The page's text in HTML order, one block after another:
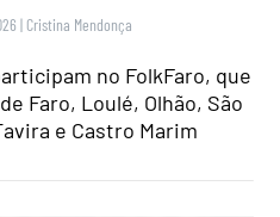
| Cristina Mendonça
no FolkFaro, que
Faro, Loulé, Olhão, São
e Castro Marim